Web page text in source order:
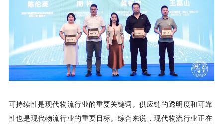
可持续性是现代物流行业的重要关键词。供应链的透明度和可靠
性也是现代物流行业的重要目标。综合来说，现代物流行业正在